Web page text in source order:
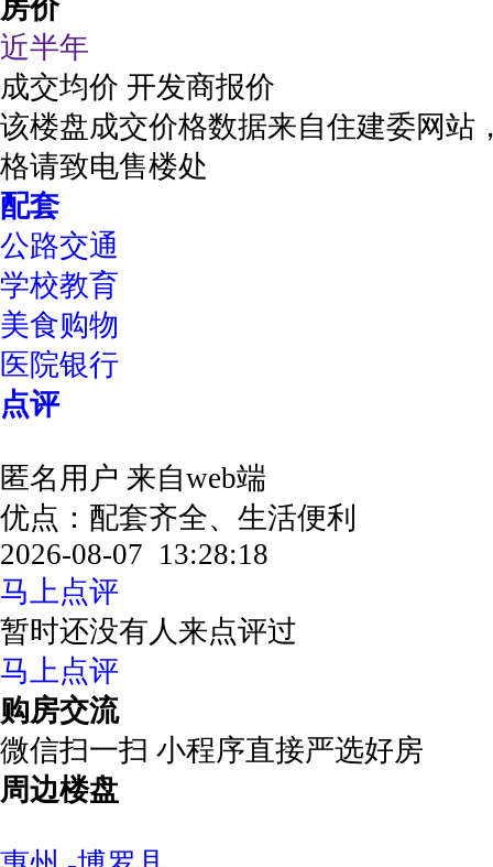
房价
近半年
成交均价 开发商报价
该楼盘成交价格数据来自住建委网站
格请致电售楼处
配套
公路交通
学校教育
美食购物
医院银行
点评
匿名用户 来自web端
优点：配套齐全、生活便利
2026-08-07 13:28:18
马上点评
暂时还没有人来点评过
马上点评
购房交流
微信扫一扫 小程序直接严选好房
周边楼盘